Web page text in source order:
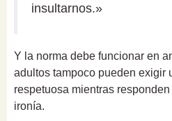
insultarnos.»
Y la norma debe funcionar en
adultos tampoco pueden exigir
respetuosa mientras
ironía.